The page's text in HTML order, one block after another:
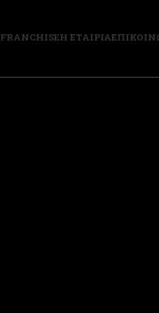
FRANCHISEΗ ΕΤΑΙΡΙΑ